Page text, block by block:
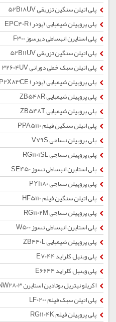
پلی اتیلن سنگین تزریقی 52B18UV
پلی پروپیلن شیمیایی (پودر) EPC40R
پلی استایرن انبساطی دیرسوز F300
پلی اتیلن سنگین تزریقی 52B11UV
پلی اتیلن سبک خطی دورانی 32604UV
پلی پروپیلن شیمیایی (پودر) EP2X83CE
پلی پروپیلن شیمیایی ZB548R
پلی پروپیلن شیمیایی ZB548T
پلی اتیلن سنگین فیلم PPA5110
پلی پروپیلن نساجی V79S
پلی پروپیلن نساجی RG1101SL
پلی استایرن انبساطی نسوز SE450
پلی پروپیلن نساجی PYI180
پلی اتیلن سنگین فیلم HF5110
پلی پروپیلن نساجی RG1102M
پلی استایرن انبساطی نسوز W500
پلی پروپیلن شیمیایی ZB440L
پلی وینیل کلراید E7044
پلی وینیل کلراید E6644
اکریلو نیتریل بوتادین استایرن SV0157NW2803
پلی اتیلن سبک فیلم LF0200
پلی پروپیلن فیلم RG1104K